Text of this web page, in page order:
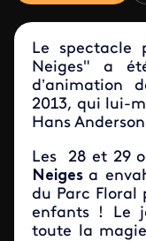
Le spectacle
Neiges" a
d’animation
2013, qui lui-
Hans
Les 28 et 29
Neigesa
du Parc Floral
enfants ! Le
toute la